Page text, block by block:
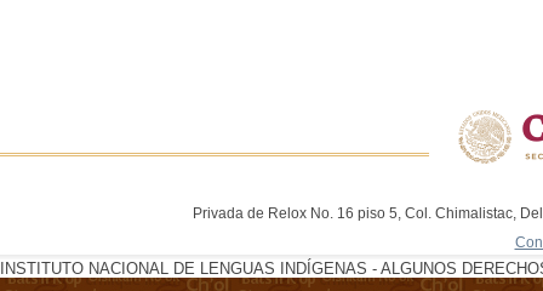
Privada de Relox No. 16 piso 5, Col. Chimalistac,
INSTITUTO NACIONAL DE LENGUAS INDÍGENAS - ALGUNOS